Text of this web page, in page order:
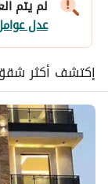
لم يتم
عدل
إكتشف أكثر